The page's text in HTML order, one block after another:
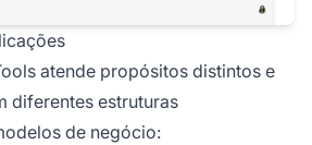
atende propósitos distintos e
diferentes estruturas
de negócio: